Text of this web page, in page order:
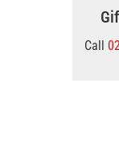
Call